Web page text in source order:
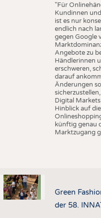
"Für
Kundinnen
ist es nur
endlich nach
gegen Google
Angebote zu
Händlerinnen
erschweren,
darauf
Änderungen
Digital
Hinblick auf
künftig genau
Marktzugang
Green
der 58.